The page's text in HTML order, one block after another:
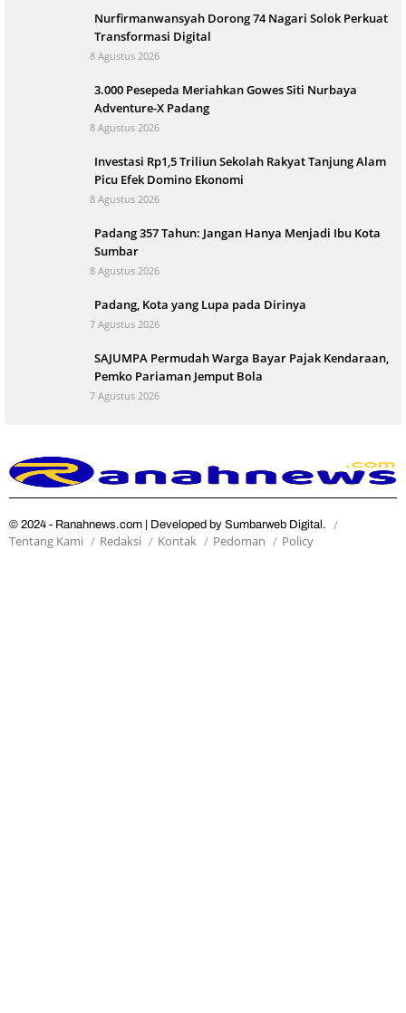
Nurfirmanwansyah Dorong 74 Nagari Solok Perkuat
Transformasi Digital
8 Agustus 2026
3.000 Pesepeda Meriahkan Gowes Siti Nurbaya
Adventure-X Padang
8 Agustus 2026
Investasi Rp1,5 Triliun Sekolah Rakyat Tanjung Alam
Picu Efek Domino Ekonomi
8 Agustus 2026
Padang 357 Tahun: Jangan Hanya Menjadi Ibu Kota
Sumbar
8 Agustus 2026
Padang, Kota yang Lupa pada Dirinya
7 Agustus 2026
SAJUMPA Permudah Warga Bayar Pajak Kendaraan,
Pemko Pariaman Jemput Bola
7 Agustus 2026
© 2024 - Ranahnews.com | Developed by Sumbarweb Digital.
Tentang Kami Redaksi Kontak Pedoman Policy